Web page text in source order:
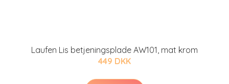
Laufen Lis betjeningsplade AW101, mat krom
449 DKK